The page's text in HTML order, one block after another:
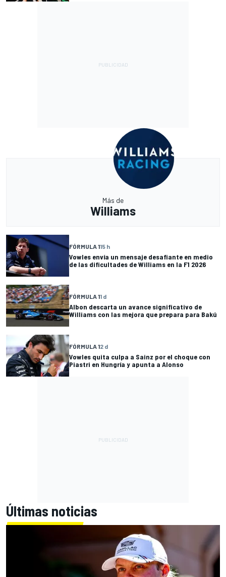
Más de
Williams
FÓRMULA 115 h
Vowles envía un mensaje desafiante en medio
de las dificultades de Williams en la F1 2026
FÓRMULA 11 d
Albon descarta un avance significativo de
Williams con las mejora que prepara para Bakú
FÓRMULA 12 d
Vowles quita culpa a Sainz por el choque con
Piastri en Hungría y apunta a Alonso
Últimas noticias